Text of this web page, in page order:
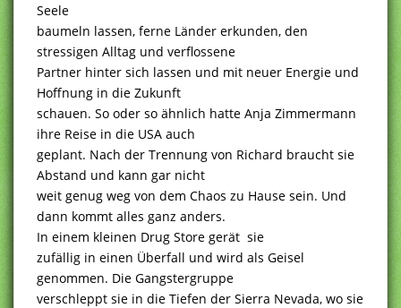
Seele
baumeln lassen, ferne Länder erkunden, den
stressigen Alltag und verflossene
Partner hinter sich lassen und mit neuer Energie und
Hoffnung in die Zukunft
schauen. So oder so ähnlich hatte Anja Zimmermann
ihre Reise in die USA auch
geplant. Nach der Trennung von Richard braucht sie
Abstand und kann gar nicht
weit genug weg von dem Chaos zu Hause sein. Und
dann kommt alles ganz anders.
In einem kleinen Drug Store gerät sie
zufällig in einen Überfall und wird als Geisel
genommen. Die Gangstergruppe
verschleppt sie in die Tiefen der Sierra Nevada, wo sie